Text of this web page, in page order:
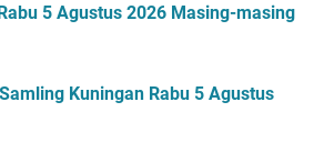
5 Agustus 2026 Masing-masing
Kuningan Rabu 5 Agustus